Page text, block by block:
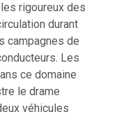
rigoureux des
durant
campagnes de
Les
ce domaine
le drame
véhicules